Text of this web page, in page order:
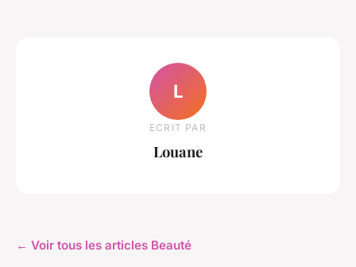
L
ECRIT PAR
Louane
← Voir tous les articles Beauté